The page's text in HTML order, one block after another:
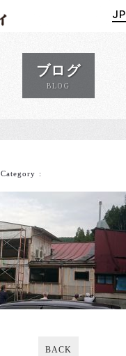
JP
ブログ
BLOG
Category :
BACK